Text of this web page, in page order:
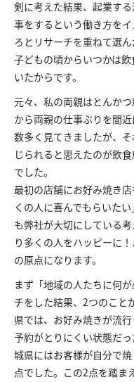
剣に考えた結果、起業す
事をするという働き方を
ろとリサーチを重ねて選
子どもの頃からいつかは
いたからです。
元々、私の両親はとんか
から両親の仕事ぶりを間
数多く見てきましたが、
じられると思えたのが飲
でした。
最初の店舗にお好み焼き
くの人に喜んでもらいた
も弊社が大切にしている
り多くの人をハッピーに
の原点になります。
まず「地域の人たちに何
チをした結果、2つのこと
県では、お好み焼きが流
予約がとりにくい状態だ
城県にはお客様が自分で
点でした。この2点を踏ま